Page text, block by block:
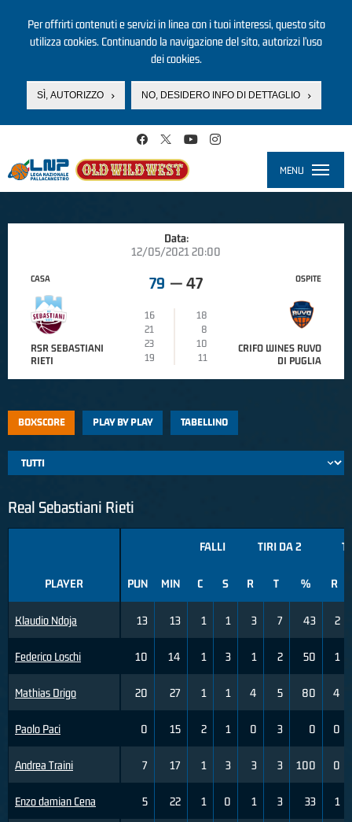
Per offrirti contenuti e servizi in linea con i tuoi interessi, questo sito
utilizza cookies. Continuando la navigazione del sito, autorizzi l’uso
dei cookies.
SÌ, AUTORIZZO NO, DESIDERO INFO DI DETTAGLIO
MENU
Data:
12/05/2021 20:00
CASA
RSR SEBASTIANI
RIETI
79 — 47
16
18
21
8
23
10
19
11
OSPITE
CRIFO WINES RUVO
DI PUGLIA
BOXSCORE PLAY BY PLAY TABELLINO
Real Sebastiani Rieti
PLAYER
Klaudio Ndoja
Federico Loschi
Mathias Drigo
Paolo Paci
Andrea Traini
Enzo damian Cena
FALLI TIRI DA 2
PUN MIN C S R T % R
13 13 1 1 3 7 43 2
10 14 1 3 1 2 50 1
20 27 1 1 4 5 80 4
0 15 2 1 0 3 0 0
7 17 1 3 3 3 100 0
5 22 1 0 1 3 33 1